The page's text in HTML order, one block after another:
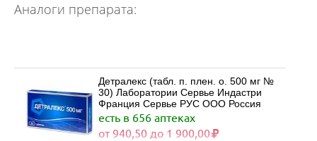
Аналоги препарата:
Детралекс (табл. п. плен. о. 500 мг №
30) Лаборатории Сервье Индастри
Франция Сервье РУС ООО Россия
есть в 656 аптеках
от 940,50 до 1 900,00